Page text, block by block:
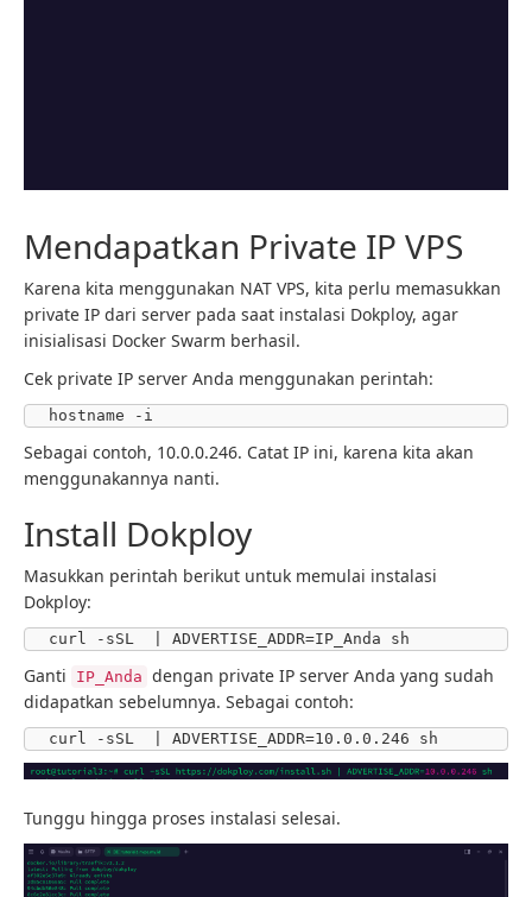
Mendapatkan Private IP VPS
Karena kita menggunakan NAT VPS, kita perlu memasukkan
private IP dari server pada saat instalasi Dokploy, agar
inisialisasi Docker Swarm berhasil.
Cek private IP server Anda menggunakan perintah:
hostname -i
Sebagai contoh, 10.0.0.246. Catat IP ini, karena kita akan
menggunakannya nanti.
Install Dokploy
Masukkan perintah berikut untuk memulai instalasi
Dokploy:
Ganti IP_Anda dengan private IP server Anda yang sudah
didapatkan sebelumnya. Sebagai contoh:
curl -sSL  | ADVERTISE_ADDR=10.0.0.246 sh
Tunggu hingga proses instalasi selesai.